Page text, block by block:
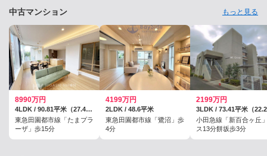
中古マンション もっと見る
8990万円
4LDK / 90.81平米（27.46坪）（壁芯）
東急田園都市線「たまプラ
ーザ」歩15分
4199万円
2LDK / 48.6平米
東急田園都市線「鷺沼」歩
4分
2199万円
小田急線「新百合ヶ丘
ス13分餅坂歩3分